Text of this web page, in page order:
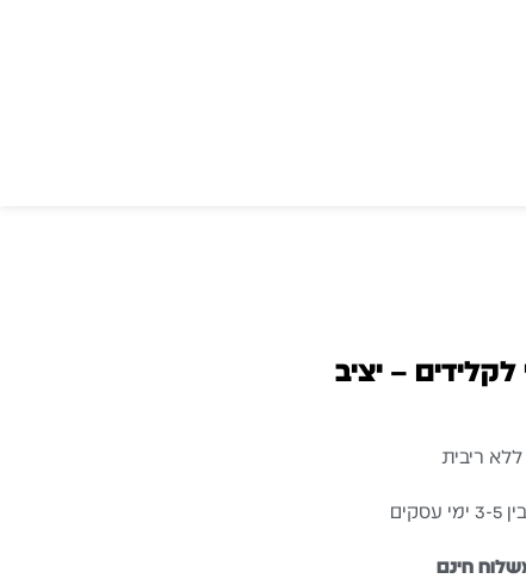
– יציב
חינם